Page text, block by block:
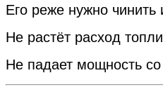
Его реже нужно чинить
Не растёт расход
Не падает мощность